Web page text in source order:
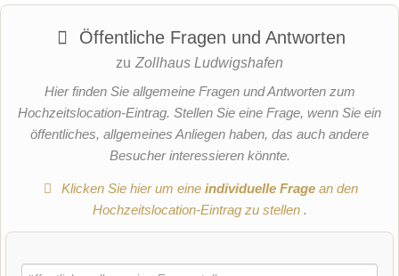
Öffentliche Fragen und Antworten
zu Zollhaus Ludwigshafen
Hier finden Sie allgemeine Fragen und Antworten zum
Hochzeitslocation-Eintrag. Stellen Sie eine Frage, wenn Sie ein
öffentliches, allgemeines Anliegen haben, das auch andere
Besucher interessieren könnte.
Klicken Sie hier um eineindividuelle Frage an den
Hochzeitslocation-Eintrag zu stellen .